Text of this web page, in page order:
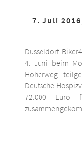
7. Juli
Düsseldorf.
4. Juni beim
Höherweg
Deutsche
72.000 Euro